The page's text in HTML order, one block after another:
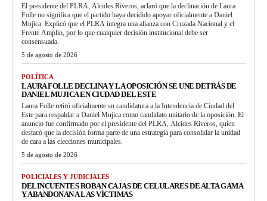
El presidente del PLRA, Alcides Riveros, aclaró que la declinación de Laura
Folle no significa que el partido haya decidido apoyar oficialmente a Daniel
Mujica. Explicó que el PLRA integra una alianza con Cruzada Nacional y el
Frente Amplio, por lo que cualquier decisión institucional debe ser
consensuada.
5 de agosto de 2026
POLÍTICA
LAURA FOLLE DECLINA Y LA OPOSICIÓN SE UNE DETRÁS DE
DANIEL MUJICA EN CIUDAD DEL ESTE
Laura Folle retiró oficialmente su candidatura a la Intendencia de Ciudad del
Este para respaldar a Daniel Mujica como candidato unitario de la oposición. El
anuncio fue confirmado por el presidente del PLRA, Alcides Riveros, quien
destacó que la decisión forma parte de una estrategia para consolidar la unidad
de cara a las elecciones municipales.
5 de agosto de 2026
POLICIALES Y JUDICIALES
DELINCUENTES ROBAN CAJAS DE CELULARES DE ALTA GAMA
Y ABANDONAN A LAS VÍCTIMAS